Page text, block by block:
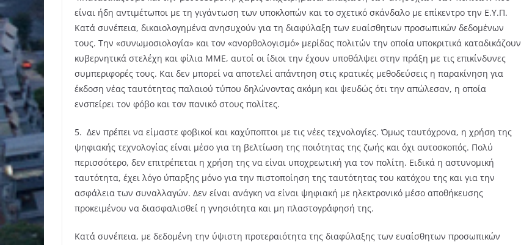
είναι ήδη αντιμέτωποι με τη γιγάντωση των υποκλοπών και το σχετικό σκάνδαλο με επίκεντρο την Ε.Υ.Π.
Κατά συνέπεια, δικαιολογημένα ανησυχούν για τη διαφύλαξη των ευαίσθητων προσωπικών δεδομένων
τους. Την «συνωμοσιολογία» και τον «ανορθολογισμό» μερίδας πολιτών την οποία υποκριτικά καταδικάζουν
κυβερνητικά στελέχη και φίλια ΜΜΕ, αυτοί οι ίδιοι την έχουν υποθάλψει στην πράξη με τις επικίνδυνες
συμπεριφορές τους. Και δεν μπορεί να αποτελεί απάντηση στις κρατικές μεθοδεύσεις η παρακίνηση για
έκδοση νέας ταυτότητας παλαιού τύπου δηλώνοντας ακόμη και ψευδώς ότι την απώλεσαν, η οποία
ενσπείρει τον φόβο και τον πανικό στους πολίτες.
5. Δεν πρέπει να είμαστε φοβικοί και καχύποπτοι με τις νέες τεχνολογίες. Όμως ταυτόχρονα, η χρήση της
ψηφιακής τεχνολογίας είναι μέσο για τη βελτίωση της ποιότητας της ζωής και όχι αυτοσκοπός. Πολύ
περισσότερο, δεν επιτρέπεται η χρήση της να είναι υποχρεωτική για τον πολίτη. Ειδικά η αστυνομική
ταυτότητα, έχει λόγο ύπαρξης μόνο για την πιστοποίηση της ταυτότητας του κατόχου της και για την
ασφάλεια των συναλλαγών. Δεν είναι ανάγκη να είναι ψηφιακή με ηλεκτρονικό μέσο αποθήκευσης
προκειμένου να διασφαλισθεί η γνησιότητα και μη πλαστογράφησή της.
Κατά συνέπεια, με δεδομένη την ύψιστη προτεραιότητα της διαφύλαξης των ευαίσθητων προσωπικών